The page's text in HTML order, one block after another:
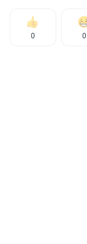
0 0